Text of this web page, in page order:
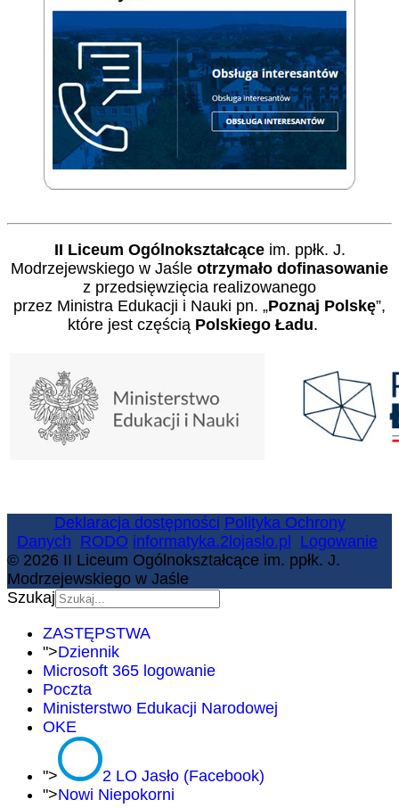
II Liceum Ogólnokształcąceim. ppłk. J.
Modrzejewskiego w Jaśle otrzymało dofinasowanie
z przedsięwzięcia realizowanego
przez Ministra Edukacji i Nauki pn. „Poznaj Polskę”,
które jest częścią Polskiego Ładu.
Deklaracja dostępności Polityka Ochrony
Danych RODO informatyka.2lojaslo.pl
Logowanie
© 2026 II Liceum Ogólnokształcące im. ppłk. J.
Modrzejewskiego w Jaśle
Szukaj
ZASTĘPSTWA
">Dziennik
Microsoft 365 logowanie
Poczta
Ministerstwo Edukacji Narodowej
OKE
">
2 LO Jasło (Facebook)
">Nowi Niepokorni